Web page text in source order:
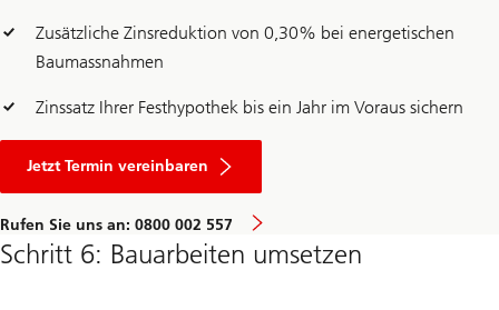
Zusätzliche Zinsreduktion von 0,30% bei energetischen
Baumassnahmen
Zinssatz Ihrer Festhypothek bis ein Jahr im Voraus sichern
Jetzt Termin vereinbaren
n
p
e
z
Rufen Sie uns an: 0800 002 557
Schritt 6: Bauarbeiten umsetzen